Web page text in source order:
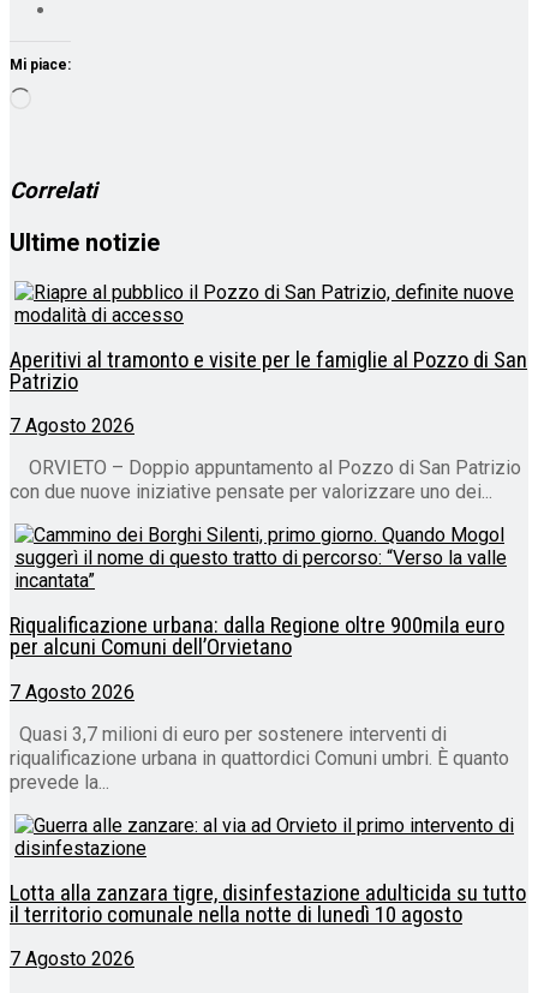
Mi piace:
Correlati
Ultime notizie
Aperitivi al tramonto e visite per le famiglie al Pozzo di San
Patrizio
7 Agosto 2026
ORVIETO – Doppio appuntamento al Pozzo di San Patrizio
con due nuove iniziative pensate per valorizzare uno dei...
Riqualificazione urbana: dalla Regione oltre 900mila euro
per alcuni Comuni dell’Orvietano
7 Agosto 2026
Quasi 3,7 milioni di euro per sostenere interventi di
riqualificazione urbana in quattordici Comuni umbri. È quanto
prevede la...
Lotta alla zanzara tigre, disinfestazione adulticida su tutto
il territorio comunale nella notte di lunedì 10 agosto
7 Agosto 2026